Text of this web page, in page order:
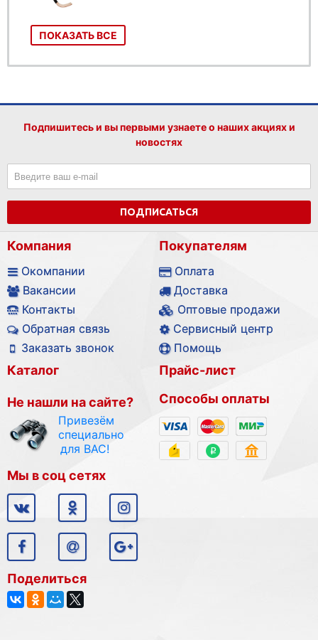
ПОКАЗАТЬ ВСЕ
Подпишитесь и вы первыми узнаете о наших акциях и
новостях
ПОДПИСАТЬСЯ
Компания
Окомпании
Вакансии
Контакты
Обратная связь
Заказать звонок
Покупателям
Оплата
Доставка
Оптовые продажи
Сервисный центр
Помощь
Каталог
Не нашли на сайте?
Привезём
специально
для ВАС!
Прайс-лист
Способы оплаты
Мы в соц сетях
Поделиться